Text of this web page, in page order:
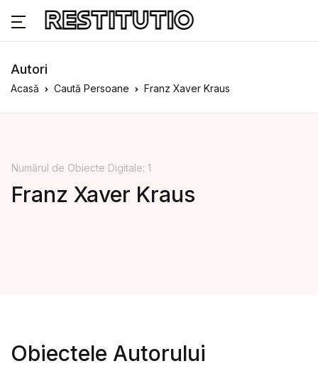
Autori
Acasă Caută Persoane Franz Xaver Kraus
Numărul de Obiecte Digitale: 1
Franz Xaver Kraus
Obiectele Autorului